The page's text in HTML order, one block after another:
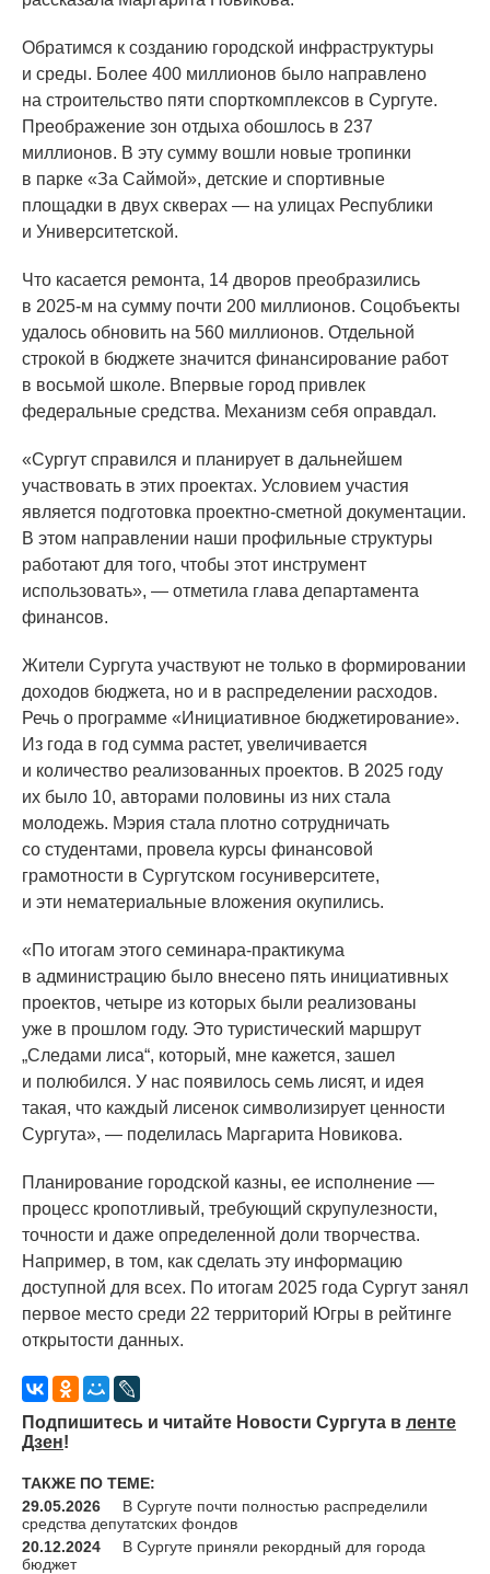
Обратимся к созданию городской инфраструктуры
и среды. Более 400 миллионов было направлено
на строительство пяти спорткомплексов в Сургуте.
Преображение зон отдыха обошлось в 237
миллионов. В эту сумму вошли новые тропинки
в парке «За Саймой», детские и спортивные
площадки в двух скверах — на улицах Республики
и Университетской.
Что касается ремонта, 14 дворов преобразились
в 2025-м на сумму почти 200 миллионов. Соцобъекты
удалось обновить на 560 миллионов. Отдельной
строкой в бюджете значится финансирование работ
в восьмой школе. Впервые город привлек
федеральные средства. Механизм себя оправдал.
«Сургут справился и планирует в дальнейшем
участвовать в этих проектах. Условием участия
является подготовка проектно-сметной документации.
В этом направлении наши профильные структуры
работают для того, чтобы этот инструмент
использовать», — отметила глава департамента
финансов.
Жители Сургута участвуют не только в формировании
доходов бюджета, но и в распределении расходов.
Речь о программе «Инициативное бюджетирование».
Из года в год сумма растет, увеличивается
и количество реализованных проектов. В 2025 году
их было 10, авторами половины из них стала
молодежь. Мэрия стала плотно сотрудничать
со студентами, провела курсы финансовой
грамотности в Сургутском госуниверситете,
и эти нематериальные вложения окупились.
«По итогам этого семинара-практикума
в администрацию было внесено пять инициативных
проектов, четыре из которых были реализованы
уже в прошлом году. Это туристический маршрут
„Следами лиса“, который, мне кажется, зашел
и полюбился. У нас появилось семь лисят, и идея
такая, что каждый лисенок символизирует ценности
Сургута», — поделилась Маргарита Новикова.
Планирование городской казны, ее исполнение —
процесс кропотливый, требующий скрупулезности,
точности и даже определенной доли творчества.
Например, в том, как сделать эту информацию
доступной для всех. По итогам 2025 года Сургут занял
первое место среди 22 территорий Югры в рейтинге
открытости данных.
Подпишитесь и читайте Новости Сургута в ленте
Дзен!
ТАКЖЕ ПО ТЕМЕ:
29.05.2026
В Сургуте почти полностью распределили
средства депутатских фондов
20.12.2024
В Сургуте приняли рекордный для города
бюджет